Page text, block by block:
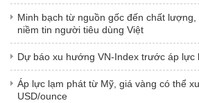
Minh bạch từ nguồn gốc đến chất lượng,
niềm tin người tiêu dùng Việt
Dự báo xu hướng VN-Index trước áp lực
Áp lực lạm phát từ Mỹ, giá vàng có thể
USD/ounce